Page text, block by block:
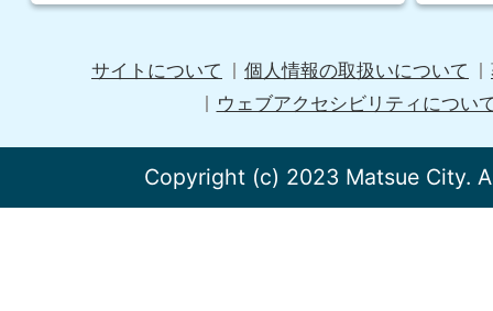
サイトについて 個人情報の取扱いについて
ウェブアクセシビリティについ
Copyright (c) 2023 Matsue City.